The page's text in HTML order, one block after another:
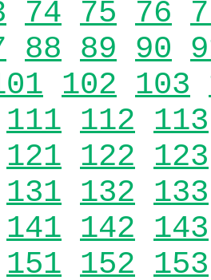
74 75 76
88 89 90
102 103
111 112 113
121 122 123
131 132 133
141 142 143
151 152 153